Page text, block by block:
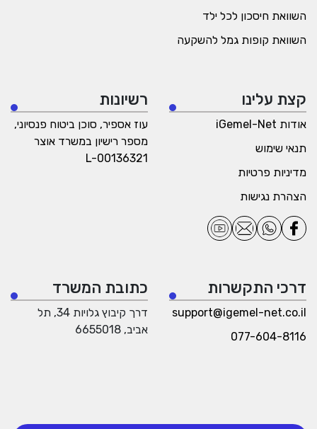
השוואת חיסכון לכל ילד
השוואת קופות גמל להשקעה
קצת עלינו
אודות iGemel-Net
תנאי שימוש
מדיניות פרטיות
הצהרת נגישות
רשיונות
עוז אספיר, סוכן ביטוח פנסיוני,
מספר רישיון במשרד אוצר
L-00136321
דרכי התקשרות
support@igemel-net.co.il
077-604-8116
כתובת המשרד
דרך קיבוץ גלויות 34, תל
אביב, 6655018